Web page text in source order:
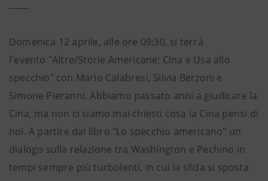
Domenica 12 aprile, alle ore 09:30, si terrà
l'evento "Altre/Storie Americane: Cina e Usa allo
specchio" con Mario Calabresi, Silvia Berzoni e
Simone Pieranni. Abbiamo passato anni a giudicare la
Cina, ma non ci siamo mai chiesti cosa la Cina pensi di
noi. A partire dal libro "Lo specchio americano" un
dialogo sulla relazione tra Washington e Pechino in
tempi sempre più turbolenti, in cui la sfida si sposta